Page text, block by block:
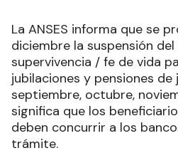
La ANSES informa que se
diciembre la suspensión
supervivencia / fe de vida
jubilaciones y pensiones de
septiembre, octubre,
significa que los
deben concurrir a los
trámite.